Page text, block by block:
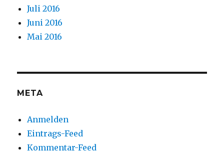
Juli 2016
Juni 2016
Mai 2016
META
Anmelden
Eintrags-Feed
Kommentar-Feed